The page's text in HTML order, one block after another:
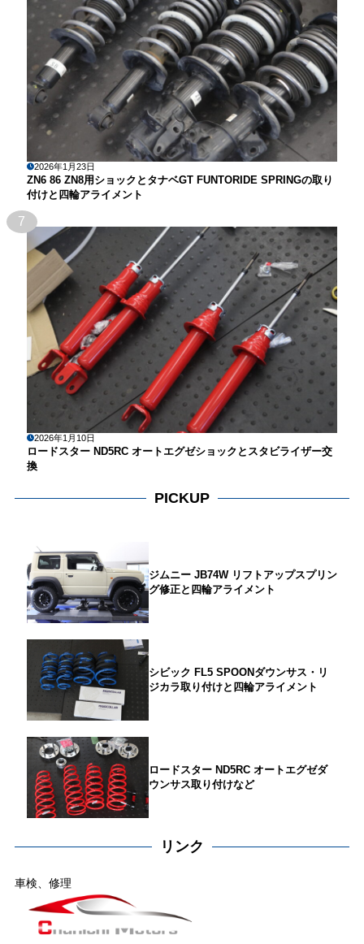
2026年1月23日
ZN6 86 ZN8用ショックとタナベGT FUNTORIDE SPRINGの取り
付けと四輪アライメント
7
2026年1月10日
ロードスター ND5RC オートエグゼショックとスタビライザー交
換
PICKUP
ジムニー JB74W リフトアップスプリン
グ修正と四輪アライメント
シビック FL5 SPOONダウンサス・リ
ジカラ取り付けと四輪アライメント
ロードスター ND5RC オートエグゼダ
ウンサス取り付けなど
リンク
車検、修理